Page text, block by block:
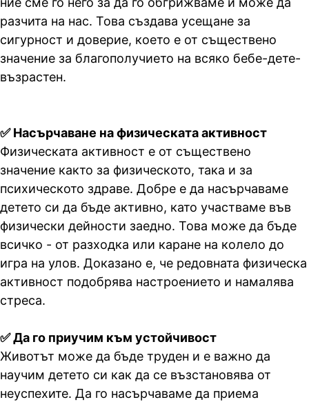
разчита на нас. Това създава усещане за
сигурност и доверие, което е от съществено
значение за благополучието на всяко бебе-дете-
възрастен.
✅ Насърчаване на физическата активност
Физическата активност е от съществено
значение както за физическото, така и за
психическото здраве. Добре е да насърчаваме
детето си да бъде активно, като участваме във
физически дейности заедно. Това може да бъде
всичко - от разходка или каране на колело до
игра на улов. Доказано е, че редовната физическа
активност подобрява настроението и намалява
стреса.
✅ Да го приучим към устойчивост
Животът може да бъде труден и е важно да
научим детето си как да се възстановява от
неуспехите. Да го насърчаваме да приема